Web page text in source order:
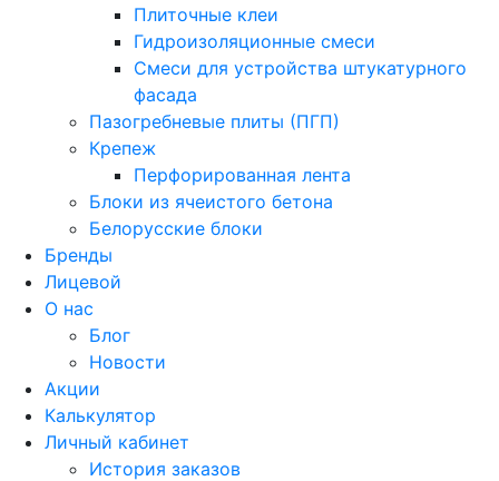
Плиточные клеи
Гидроизоляционные смеси
Смеси для устройства штукатурного
фасада
Пазогребневые плиты (ПГП)
Крепеж
Перфорированная лента
Блоки из ячеистого бетона
Белорусские блоки
Бренды
Лицевой
О нас
Блог
Новости
Акции
Калькулятор
Личный кабинет
История заказов